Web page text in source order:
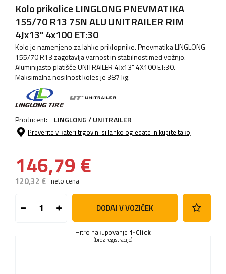
Kolo prikolice LINGLONG PNEVMATIKA
155/70 R13 75N ALU UNITRAILER RIM
4Jx13" 4x100 ET:30
Kolo je namenjeno za lahke priklopnike. Pnevmatika LINGLONG
155/70 R13 zagotavlja varnost in stabilnost med vožnjo.
Aluminijasto platišče UNITRAILER 4Jx13" 4X100 ET:30.
Maksimalna nosilnost koles je 387 kg.
Producent: LINGLONG / UNITRAILER
Preverite v kateri trgovini si lahko ogledate in kupite takoj
146,79 €
120,32 € neto cena
DODAJ V VOZIČEK
Hitro nakupovanje 1-Click
(brez registracije)